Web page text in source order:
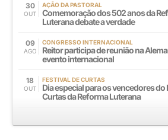
30
OUT
AÇÃO DA PASTORAL
Comemoração dos 502 anos da
Luterana debate a verdade
09
AGO
CONGRESSO INTERNACIONAL
Reitor participa de reunião na
evento internacional
18
OUT
FESTIVAL DE CURTAS
Dia especial para os vencedores do
Curtas da Reforma Luterana